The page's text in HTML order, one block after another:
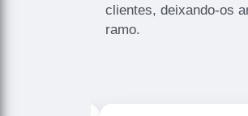
clientes, deixando-os
ramo.